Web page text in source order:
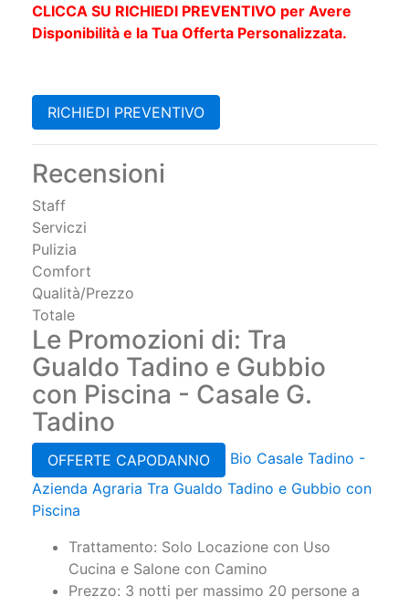
CLICCA SU RICHIEDI PREVENTIVO per Avere
Disponibilità e la Tua Offerta Personalizzata.
RICHIEDI PREVENTIVO
Recensioni
Staff
Serviczi
Pulizia
Comfort
Qualità/Prezzo
Totale
Le Promozioni di: Tra
Gualdo Tadino e Gubbio
con Piscina - Casale G.
Tadino
OFFERTE CAPODANNO
Bio Casale Tadino -
Azienda Agraria Tra Gualdo Tadino e Gubbio con
Piscina
Trattamento: Solo Locazione con Uso
Cucina e Salone con Camino
Prezzo: 3 notti per massimo 20 persone a